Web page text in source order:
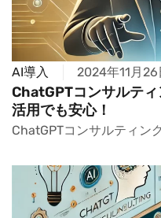
AI導入 2024年11月26
ChatGPTコンサルテ
活用でも安心！
ChatGPTコンサルティン